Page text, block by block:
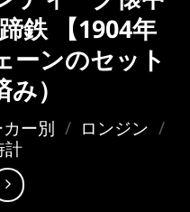
鉄 【1904年
ーンのセット
み）
ー別 / ロンジン /
計